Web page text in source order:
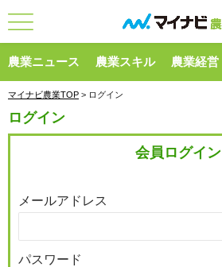
農業ニュース 農業スキル 農業経営
マイナビ農業TOP > ログイン
ログイン
会員ログイン
メールアドレス
パスワード